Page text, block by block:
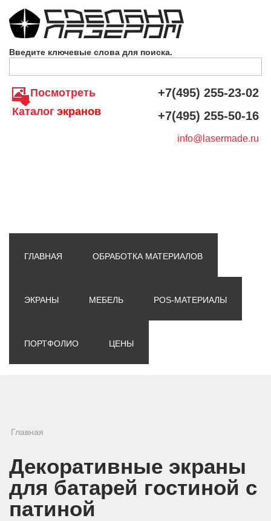
Введите ключевые слова для поиска.
Посмотреть
Каталог экранов
+7(495) 255-23-02
+7(495) 255-50-16
info@lasermade.ru
ГЛАВНАЯ ОБРАБОТКА МАТЕРИАЛОВ
ЭКРАНЫ МЕБЕЛЬ POS-МАТЕРИАЛЫ
ПОРТФОЛИО ЦЕНЫ
Вы здесь
Главная
Декоративные экраны
для батарей гостиной с
патиной